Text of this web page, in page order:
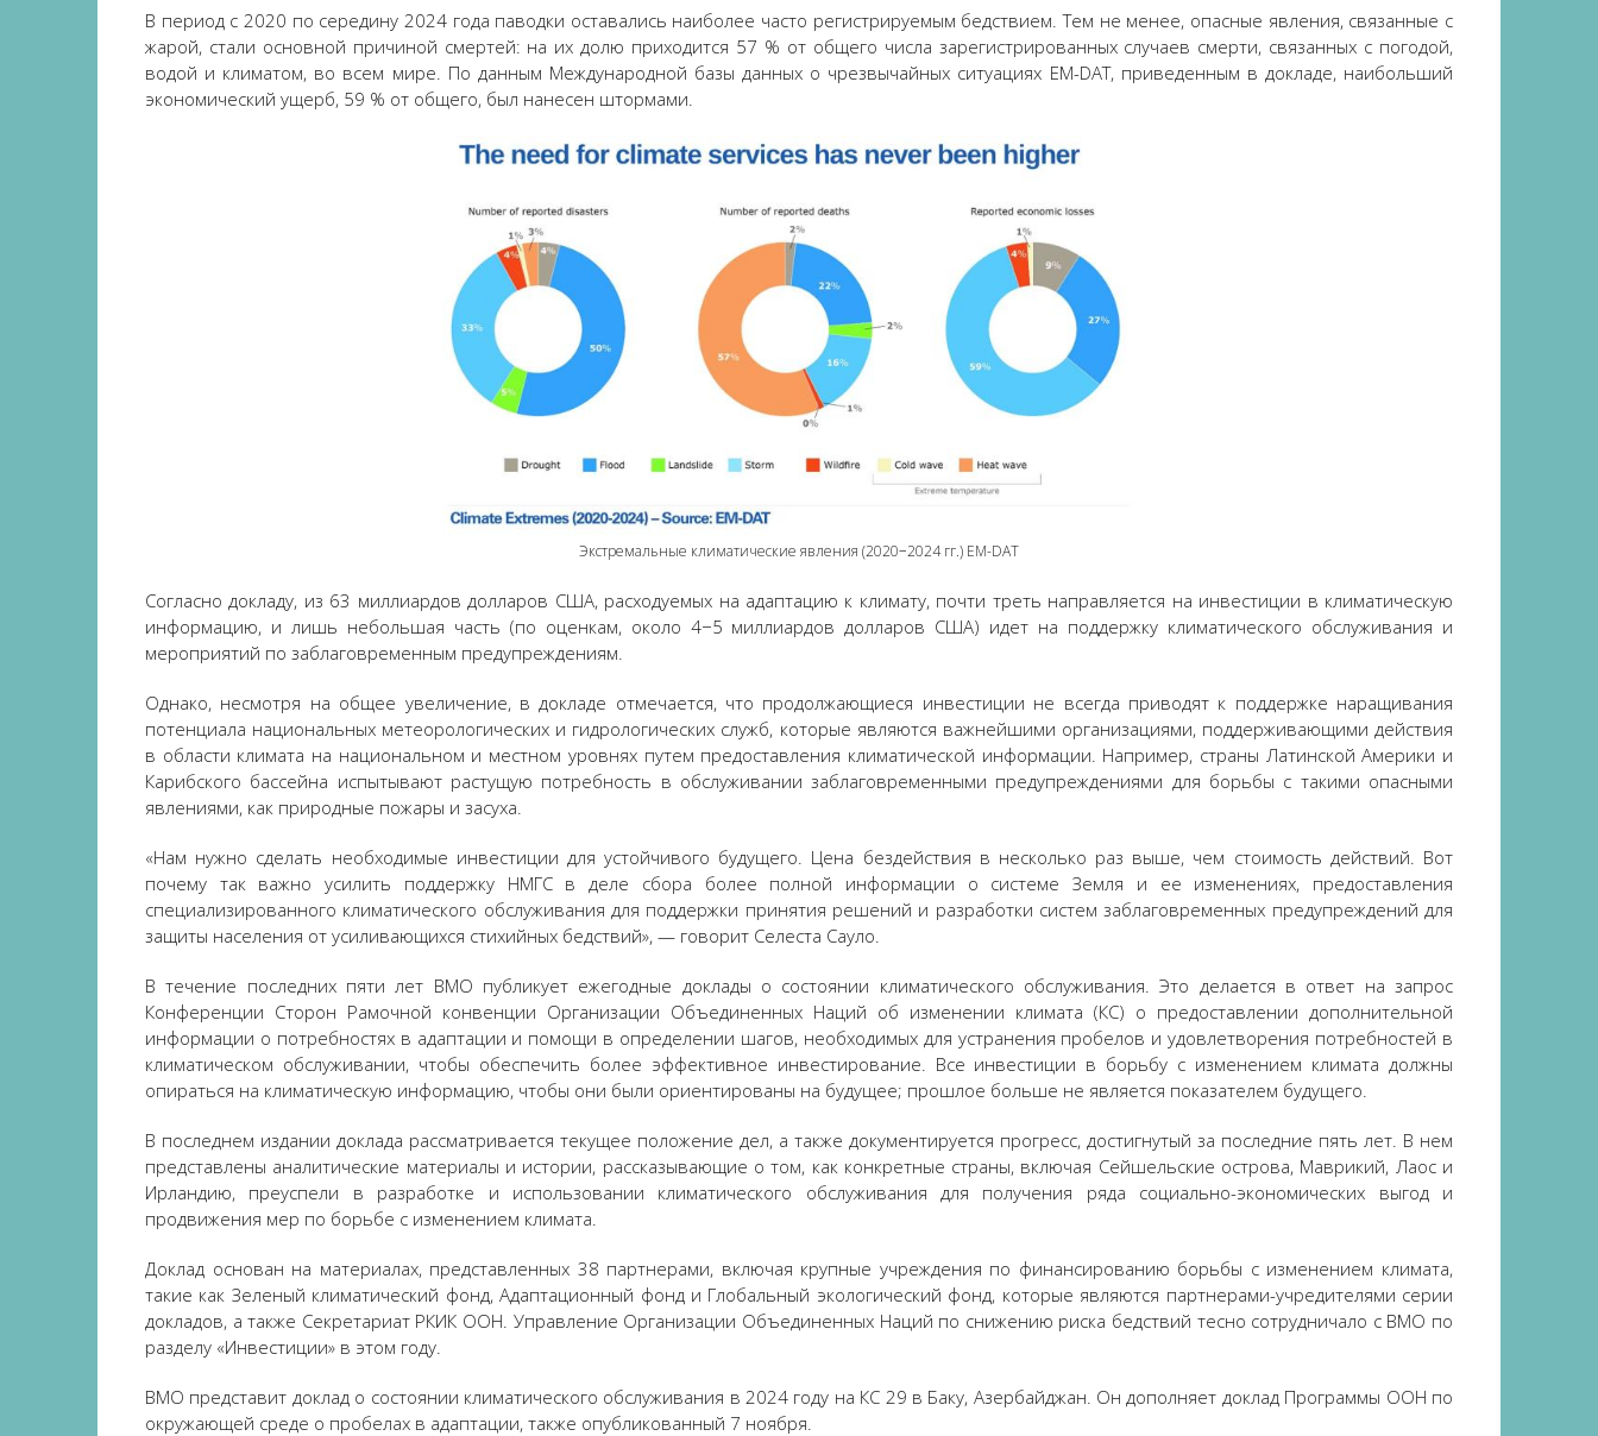
В период с 2020 по середину 2024 года паводки оставались наиболее часто регистрируемым бедствием. Тем не менее, опасные явления, связанные с
жарой, стали основной причиной смертей: на их долю приходится 57 % от общего числа зарегистрированных случаев смерти, связанных с погодой,
водой и климатом, во всем мире. По данным Международной базы данных о чрезвычайных ситуациях EM-DAT, приведенным в докладе, наибольший
экономический ущерб, 59 % от общего, был нанесен штормами.
Экстремальные климатические явления (2020−2024 гг.) EM-DAT
Согласно докладу, из 63 миллиардов долларов США, расходуемых на адаптацию к климату, почти треть направляется на инвестиции в климатическую
информацию, и лишь небольшая часть (по оценкам, около 4−5 миллиардов долларов США) идет на поддержку климатического обслуживания и
мероприятий по заблаговременным предупреждениям.
Однако, несмотря на общее увеличение, в докладе отмечается, что продолжающиеся инвестиции не всегда приводят к поддержке наращивания
потенциала национальных метеорологических и гидрологических служб, которые являются важнейшими организациями, поддерживающими действия
в области климата на национальном и местном уровнях путем предоставления климатической информации. Например, страны Латинской Америки и
Карибского бассейна испытывают растущую потребность в обслуживании заблаговременными предупреждениями для борьбы с такими опасными
явлениями, как природные пожары и засуха.
«Нам нужно сделать необходимые инвестиции для устойчивого будущего. Цена бездействия в несколько раз выше, чем стоимость действий. Вот
почему так важно усилить поддержку НМГС в деле сбора более полной информации о системе Земля и ее изменениях, предоставления
специализированного климатического обслуживания для поддержки принятия решений и разработки систем заблаговременных предупреждений для
защиты населения от усиливающихся стихийных бедствий», — говорит Селеста Сауло.
В течение последних пяти лет ВМО публикует ежегодные доклады о состоянии климатического обслуживания. Это делается в ответ на запрос
Конференции Сторон Рамочной конвенции Организации Объединенных Наций об изменении климата (КС) о предоставлении дополнительной
информации о потребностях в адаптации и помощи в определении шагов, необходимых для устранения пробелов и удовлетворения потребностей в
климатическом обслуживании, чтобы обеспечить более эффективное инвестирование. Все инвестиции в борьбу с изменением климата должны
опираться на климатическую информацию, чтобы они были ориентированы на будущее; прошлое больше не является показателем будущего.
В последнем издании доклада рассматривается текущее положение дел, а также документируется прогресс, достигнутый за последние пять лет. В нем
представлены аналитические материалы и истории, рассказывающие о том, как конкретные страны, включая Сейшельские острова, Маврикий, Лаос и
Ирландию, преуспели в разработке и использовании климатического обслуживания для получения ряда социально-экономических выгод и
продвижения мер по борьбе с изменением климата.
Доклад основан на материалах, представленных 38 партнерами, включая крупные учреждения по финансированию борьбы с изменением климата,
такие как Зеленый климатический фонд, Адаптационный фонд и Глобальный экологический фонд, которые являются партнерами-учредителями серии
докладов, а также Секретариат РКИК ООН. Управление Организации Объединенных Наций по снижению риска бедствий тесно сотрудничало с ВМО по
разделу «Инвестиции» в этом году.
ВМО представит доклад о состоянии климатического обслуживания в 2024 году на КС 29 в Баку, Азербайджан. Он дополняет доклад Программы ООН по
окружающей среде о пробелах в адаптации, также опубликованный 7 ноября.